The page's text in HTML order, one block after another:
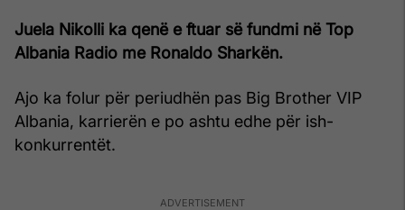
Juela Nikolli ka qenë e ftuar së fundmi në Top
Albania Radio me Ronaldo Sharkën.
Ajo ka folur për periudhën pas Big Brother VIP
Albania, karrierën e po ashtu edhe për ish-
konkurrentët.